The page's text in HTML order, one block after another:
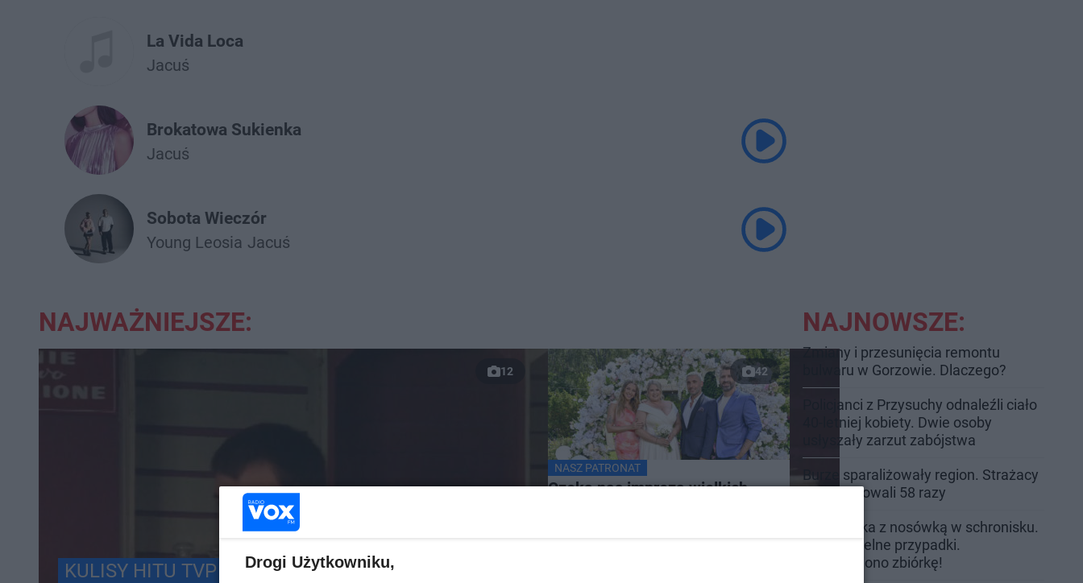
La Vida Loca
Jacuś
Brokatowa Sukienka
Jacuś
Sobota Wieczór
Young Leosia Jacuś
NAJWAŻNIEJSZE:
12
KULISY HITU TVP
42
NASZ PATRONAT
Czeka nas impreza wielkich
NAJNOWSZE:
Zmiany i przesunięcia remontu
bulwaru w Gorzowie. Dlaczego?
Policjanci z Przysuchy odnaleźli ciało
40-letniej kobiety. Dwie osoby
usłyszały zarzut zabójstwa
Burze sparaliżowały region. Strażacy
interweniowali 58 razy
Trwa walka z nosówką w schronisku.
Są śmiertelne przypadki.
Uruchomiono zbiórkę!
Drogi Użytkowniku,